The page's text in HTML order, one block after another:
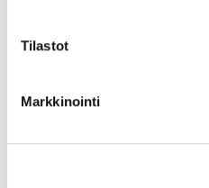
Tilastot
Markkinointi
405.98€ /kpl